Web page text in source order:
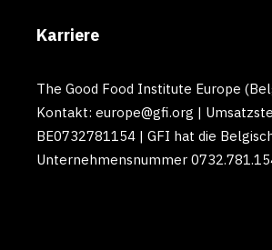
Karriere
The Good Food Institute Europe
Kontakt: europe@gfi.org |
BE0732781154 | GFI hat die
Unternehmensnummer